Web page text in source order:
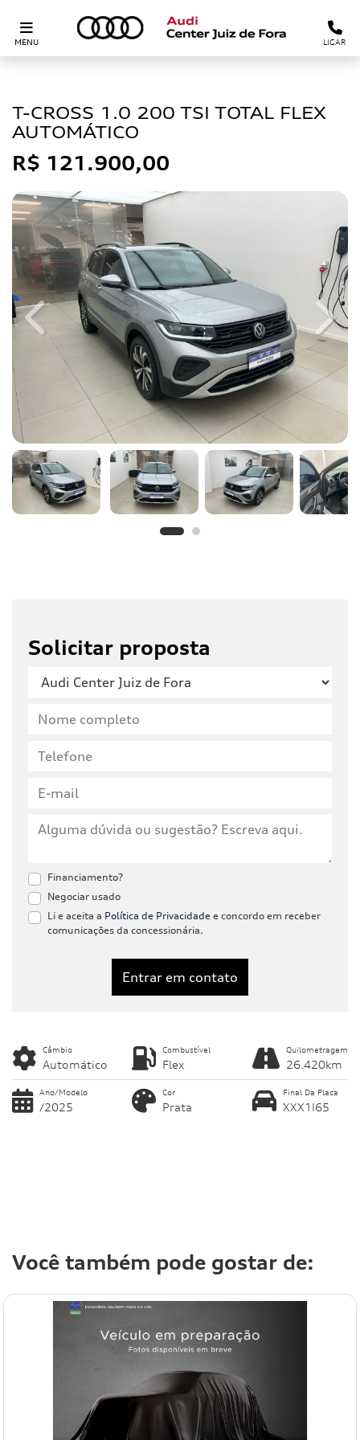
MENU LIGAR
T-CROSS 1.0 200 TSI TOTAL FLEX
AUTOMÁTICO
R$ 121.900,00
Previous Next
Solicitar proposta
Financiamento?
Negociar usado
Li e aceita a Política de Privacidade e concordo em receber
comunicações da concessionária.
Entrar em contato
Câmbio
Automático
Combustível
Flex
Quilometragem
26.420km
Ano/Modelo
/2025
Cor
Prata
Final Da Placa
XXX1I65
Você também pode gostar de: